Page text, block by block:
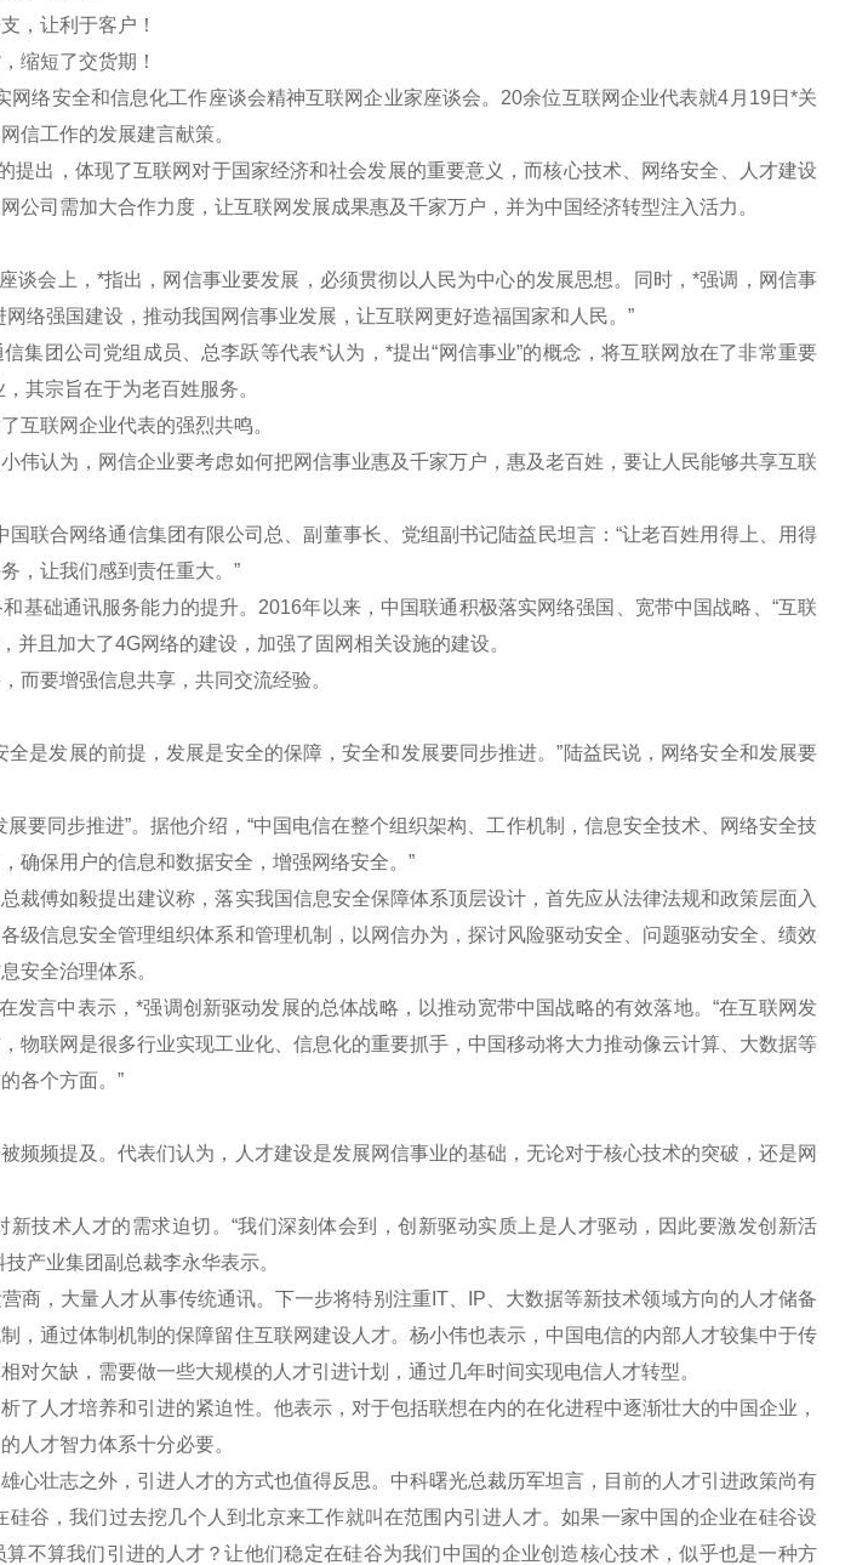
，让利于客户！
缩短了交货期！
网络安全和信息化工作座谈会精神互联网企业家座谈会。20余位互联网企业代表就4月19日*关
信工作的发展建言献策。
出，体现了互联网对于国家经济和社会发展的重要意义，而核心技术、网络安全、人才建设
公司需加大合作力度，让互联网发展成果惠及千家万户，并为中国经济转型注入活力。
会上，*指出，网信事业要发展，必须贯彻以人民为中心的发展思想。同时，*强调，网信事
络强国建设，推动我国网信事业发展，让互联网更好造福国家和人民。”
团公司党组成员、总李跃等代表*认为，*提出“网信事业”的概念，将互联网放在了非常重要
其宗旨在于为老百姓服务。
联网企业代表的强烈共鸣。
认为，网信企业要考虑如何把网信事业惠及千家万户，惠及老百姓，要让人民能够共享互联
合网络通信集团有限公司总、副董事长、党组副书记陆益民坦言：“让老百姓用得上、用得
，让我们感到责任重大。”
础通讯服务能力的提升。2016年以来，中国联通积极落实网络强国、宽带中国战略、“互联
并且加大了4G网络的建设，加强了固网相关设施的建设。
要增强信息共享，共同交流经验。
发展的前提，发展是安全的保障，安全和发展要同步推进。”陆益民说，网络安全和发展要
同步推进”。据他介绍，“中国电信在整个组织架构、工作机制，信息安全技术、网络安全技
确保用户的信息和数据安全，增强网络安全。”
傅如毅提出建议称，落实我国信息安全保障体系顶层设计，首先应从法律法规和政策层面入
级信息安全管理组织体系和管理机制，以网信办为，探讨风险驱动安全、问题驱动安全、绩效
安全治理体系。
言中表示，*强调创新驱动发展的总体战略，以推动宽带中国战略的有效落地。“在互联网发
物联网是很多行业实现工业化、信息化的重要抓手，中国移动将大力推动像云计算、大数据等
各个方面。”
频提及。代表们认为，人才建设是发展网信事业的基础，无论对于核心技术的突破，还是网
术人才的需求迫切。“我们深刻体会到，创新驱动实质上是人才驱动，因此要激发创新活
产业集团副总裁李永华表示。
，大量人才从事传统通讯。下一步将特别注重IT、IP、大数据等新技术领域方向的人才储备
，通过体制机制的保障留住互联网建设人才。杨小伟也表示，中国电信的内部人才较集中于传
对欠缺，需要做一些大规模的人才引进计划，通过几年时间实现电信人才转型。
人才培养和引进的紧迫性。他表示，对于包括联想在内的在化进程中逐渐壮大的中国企业，
人才智力体系十分必要。
壮志之外，引进人才的方式也值得反思。中科曙光总裁历军坦言，目前的人才引进政策尚有
硅谷，我们过去挖几个人到北京来工作就叫在范围内引进人才。如果一家中国的企业在硅谷设
不算我们引进的人才？让他们稳定在硅谷为我们中国的企业创造核心技术，似乎也是一种方